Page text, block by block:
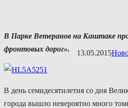
содержимому
13.05.2015
В Парке Ветеранов на Каштаке
фронтовых дорог».
В день семидесятилетия со дня
города вышло невероятно много